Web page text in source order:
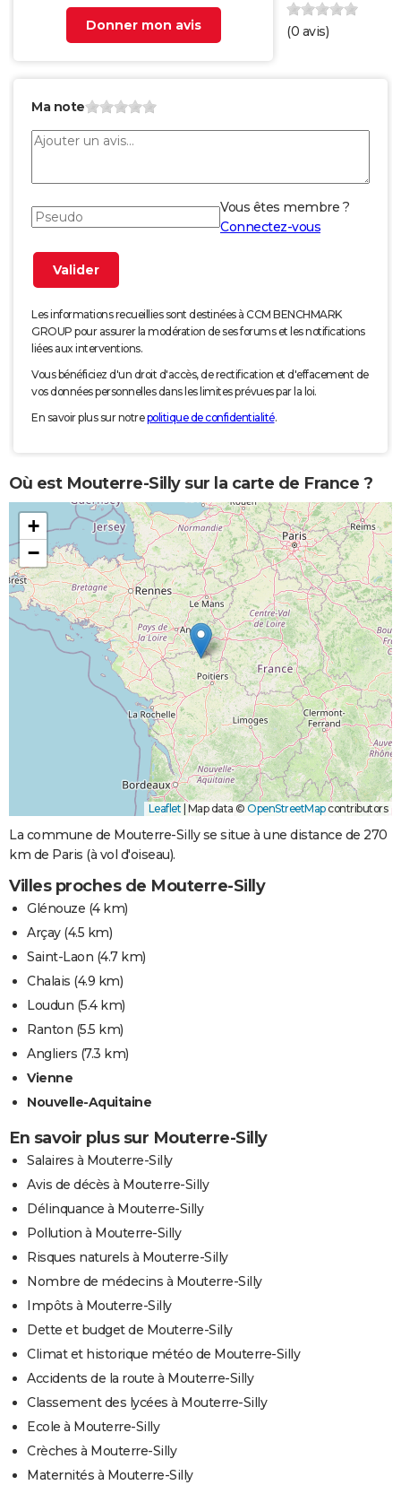
Donner mon avis
(0 avis)
Ma note
Vous êtes membre ?
Connectez-vous
Les informations recueillies sont destinées à CCM BENCHMARK
GROUP pour assurer la modération de ses forums et les notifications
liées aux interventions.
Vous bénéficiez d'un droit d'accès, de rectification et d'effacement de
vos données personnelles dans les limites prévues par la loi.
En savoir plus sur notrepolitique de confidentialité.
Où est Mouterre-Silly sur la carte de France ?
+
−
Leaflet Map data © OpenStreetMapcontributors
La commune de Mouterre-Silly se situe à une distance de 270
km de Paris (à vol d'oiseau).
Villes proches de Mouterre-Silly
Glénouze (4 km)
Arçay(4.5 km)
Saint-Laon (4.7 km)
Chalais (4.9 km)
Loudun (5.4 km)
Ranton (5.5 km)
Angliers (7.3 km)
Vienne
Nouvelle-Aquitaine
En savoir plus sur Mouterre-Silly
Salaires à Mouterre-Silly
Avis de décès à Mouterre-Silly
Délinquance à Mouterre-Silly
Pollution à Mouterre-Silly
Risques naturels à Mouterre-Silly
Nombre de médecins à Mouterre-Silly
Impôts à Mouterre-Silly
Dette et budget de Mouterre-Silly
Climat et historique météo de Mouterre-Silly
Accidents de la route à Mouterre-Silly
Classement des lycées à Mouterre-Silly
Ecole à Mouterre-Silly
Crèches à Mouterre-Silly
Maternités à Mouterre-Silly